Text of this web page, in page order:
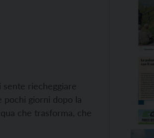
riecheggiare
pochi giorni dopo la
che trasforma, che